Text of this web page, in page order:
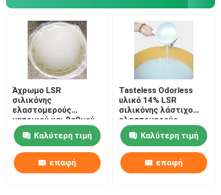
Μεθυλική βινυλίου γόμμα σιλικόνης
Λαστιχένια ένωση AEM
Epichlorohydrin λάστιχο
Λάστιχο CSM
Λαστιχένιες πρόσθετες ουσίες
Άχρωμο LSR
σιλικόνης
ελαστομερούς
μητρικού και βαθμού
νηπίων λάστιχο
σιλικόνης πρώτων
υλών 6.5Mpa
Καλύτερη τιμή
επαφή
Tasteless Odorless
υλικό 14% LSR
σιλικόνης λάστιχο
ελαστομερούς
συμπίεσης
καθορισμένο
Καλύτερη τιμή
επαφή